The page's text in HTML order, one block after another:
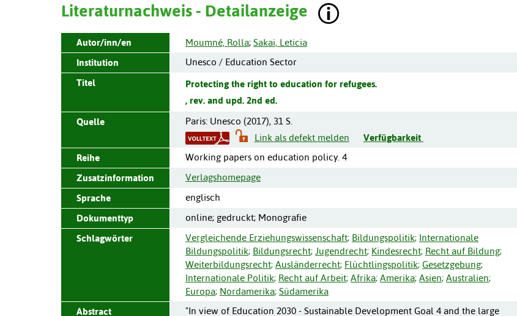
Literaturnachweis - Detailanzeige
Autor/inn/en
Moumné, Rolla; Sakai, Leticia
Institution
Unesco / Education Sector
Titel
Protecting the right to education for refugees.
, rev. and upd. 2nd ed.
Quelle Paris: Unesco (2017), 31 S.
Link als defekt melden
Verfügbarkeit
Reihe
Working papers on education policy. 4
Zusatzinformation
Verlagshomepage
Sprache
englisch
Dokumenttyp
online; gedruckt; Monografie
Schlagwörter
Vergleichende Erziehungswissenschaft; Bildungspolitik; Internationale
Bildungspolitik; Bildungsrecht; Jugendrecht; Kindesrecht; Recht auf Bildung;
Weiterbildungsrecht; Ausländerrecht; Flüchtlingspolitik; Gesetzgebung;
Internationale Politik; Recht auf Arbeit; Afrika; Amerika; Asien; Australien;
Europa; Nordamerika; Südamerika
Abstract
"In view of Education 2030 - Sustainable Development Goal 4 and the large